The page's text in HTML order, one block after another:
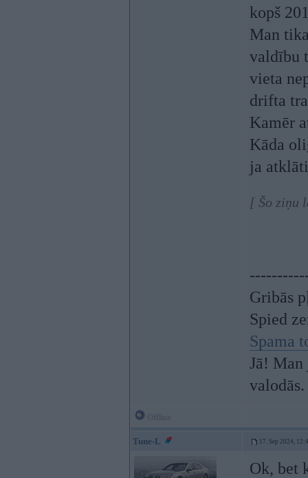
kopš
Man
valdību
vieta
drifta
Kamēr
Kāda
ja
[ Šo ziņu
Gribās
Spied
Spama
Jā!
valodās.
Tune-L 17. Sep 2024,
Ok, bet